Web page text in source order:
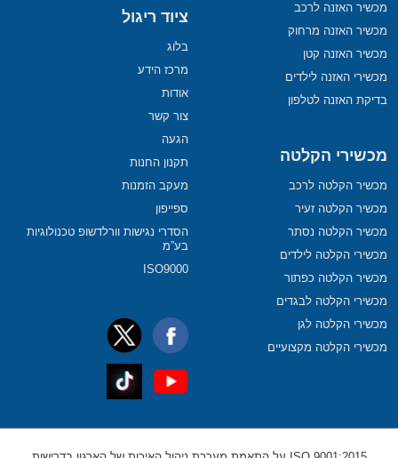
מכשיר האזנה לרכב
מכשיר האזנה מרחוק
מכשיר האזנה קטן
מכשירי האזנה לילדים
בדיקת האזנה לטלפון
מכשירי הקלטה
מכשיר הקלטה לרכב
מכשיר הקלטה זעיר
מכשיר הקלטה נסתר
מכשירי הקלטה לילדים
מכשיר הקלטה כפתור
מכשירי הקלטה לבגדים
מכשירי הקלטה לגן
מכשירי הקלטה מקצועיים
ציוד ריגול
בלוג
מרכז הידע
אודות
צור קשר
הגעה
תקנון החנות
מעקב הזמנות
ספייפון
הסדרי נגישות וורלדשופ טכנולוגיות
בע”מ
ISO9000